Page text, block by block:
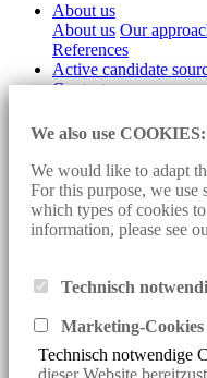
About us
About us Our
References
Active candidate
Contact
Imprint
Cookie-settings
Design and programming:
Personnel Consulting,
Direct Search, Consulting,
Energies, Solar Energy,
Klicken Sie hier, um mit
Klicken Sie hier, um mit
We also use COOKIES:
We would like to adapt
For this purpose, we use
which types of cookies
information, please see
Technisch
Marketing-Cookies
Technisch notwendige
dieser Website